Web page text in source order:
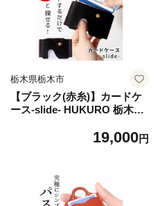
栃木県栃木市
【ブラック(赤糸)】カードケ
ース-slide- HUKURO 栃木レ
19,000円